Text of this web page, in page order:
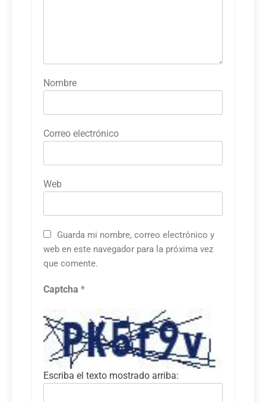
Nombre
Correo electrónico
Web
Guarda mi nombre, correo electrónico y
web en este navegador para la próxima vez
que comente.
Captcha *
Escriba el texto mostrado arriba: